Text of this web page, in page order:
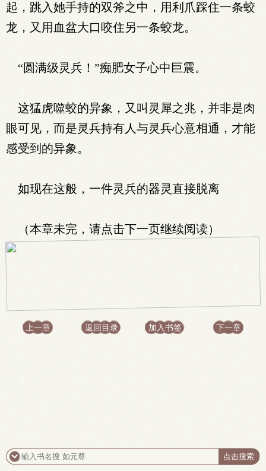
起，跳入她手持的双斧之中，用利爪踩住一条蛟
龙，又用血盆大口咬住另一条蛟龙。
“圆满级灵兵！”痴肥女子心中巨震。
这猛虎噬蛟的异象，又叫灵犀之兆，并非是肉
眼可见，而是灵兵持有人与灵兵心意相通，才能
感受到的异象。
如现在这般，一件灵兵的器灵直接脱离
（本章未完，请点击下一页继续阅读）
上一章 返回目录 加入书签 下一章